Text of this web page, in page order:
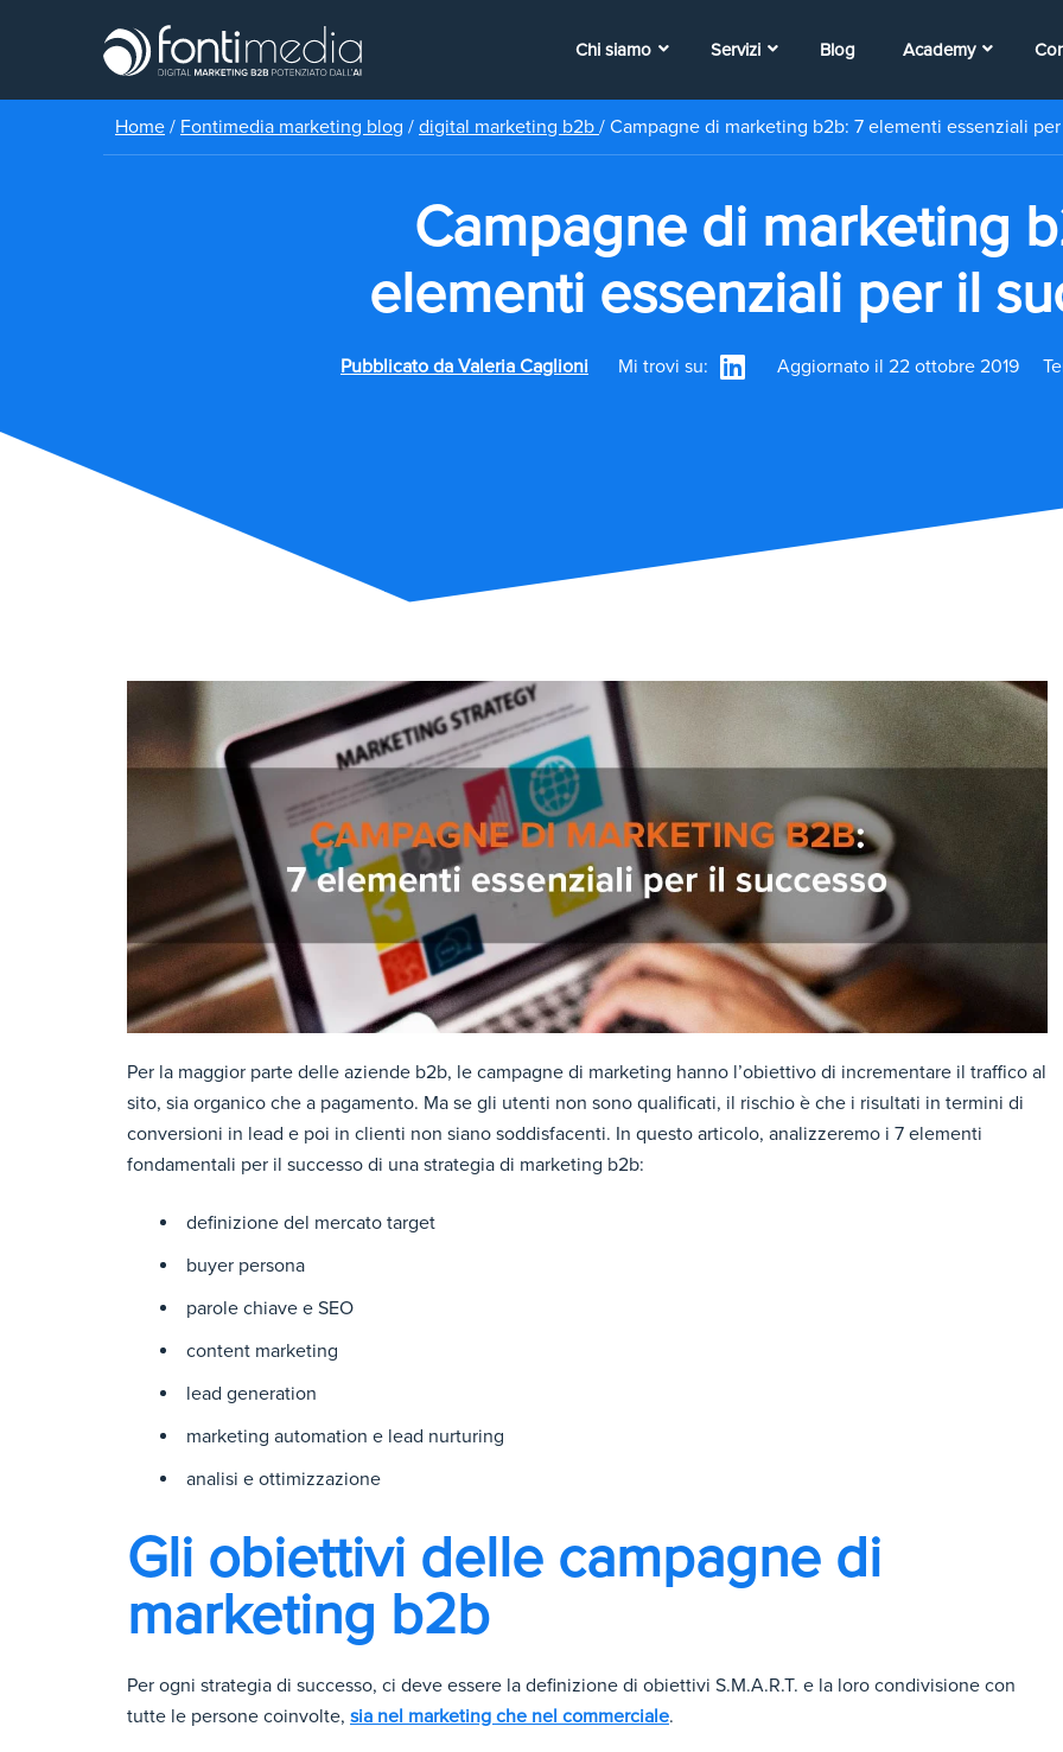
Chi siamo Servizi Blog Academy
Home / Fontimedia marketing blog / digital marketing b2b / Campagne di marketing b2b: 7 elementi essenziali
Campagne di marketing
elementi essenziali per il
Pubblicato da Valeria Caglioni Mi trovi su: Aggiornato il 22 ottobre 2019
Per la maggior parte delle aziende b2b, le campagne di marketing hanno l’obiettivo di incrementare il traffico al
sito, sia organico che a pagamento. Ma se gli utenti non sono qualificati, il rischio è che i risultati in termini di
conversioni in lead e poi in clienti non siano soddisfacenti. In questo articolo, analizzeremo i 7 elementi
fondamentali per il successo di una strategia di marketing b2b:
definizione del mercato target
buyer persona
parole chiave e SEO
content marketing
lead generation
marketing automation e lead nurturing
analisi e ottimizzazione
Gli obiettivi delle campagne di
marketing b2b
Per ogni strategia di successo, ci deve essere la definizione di obiettivi S.M.A.R.T. e la loro condivisione con
tutte le persone coinvolte, sia nel marketing che nel commerciale.